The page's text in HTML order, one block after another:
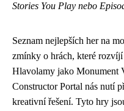
Stories You Play nebo
Seznam nejlepších her na
zmínky o hrách, které
Hlavolamy jako Monument
Constructor Portal nás nutí
kreativní řešení. Tyto hry